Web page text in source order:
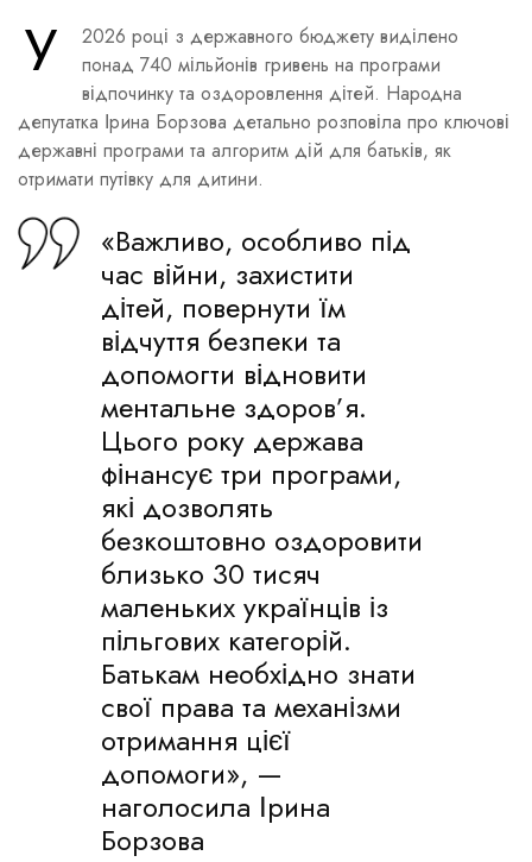
У
2026 році з державного бюджету виділено
понад 740 мільйонів гривень на програми
відпочинку та оздоровлення дітей. Народна
депутатка Ірина Борзова детально розповіла про ключові
державні програми та алгоритм дій для батьків, як
отримати путівку для дитини.
«Важливо, особливо під
час війни, захистити
дітей, повернути їм
відчуття безпеки та
допомогти відновити
ментальне здоров’я.
Цього року держава
фінансує три програми,
які дозволять
безкоштовно оздоровити
близько 30 тисяч
маленьких українців із
пільгових категорій.
Батькам необхідно знати
свої права та механізми
отримання цієї
допомоги», —
наголосила Ірина
Борзова